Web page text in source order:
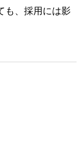
も、採用には影